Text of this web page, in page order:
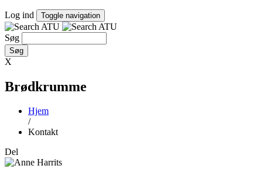
Log ind Toggle navigation
Søg
X
Brødkrumme
Hjem
/
Kontakt
Del